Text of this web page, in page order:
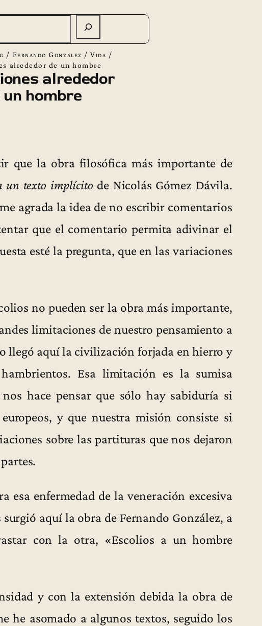
/ Fernando González /Vida /
alrededor de un hombre
alrededor
un hombre
que la obra filosófica más importante de
un texto implícito de Nicolás Gómez Dávila.
agrada la idea de no escribir comentarios
que el comentario permita adivinar el
esté la pregunta, que en las variaciones
no pueden ser la obra más importante,
limitaciones de nuestro pensamiento a
llegó aquí la civilización forjada en hierro y
Esa limitación es la sumisa
hace pensar que sólo hay sabiduría si
y que nuestra misión consiste si
sobre las partituras que nos dejaron
esa enfermedad de la veneración excesiva
aquí la obra de Fernando González, a
con la otra, «Escolios a un hombre
y con la extensión debida la obra de
he asomado a algunos textos, seguido los